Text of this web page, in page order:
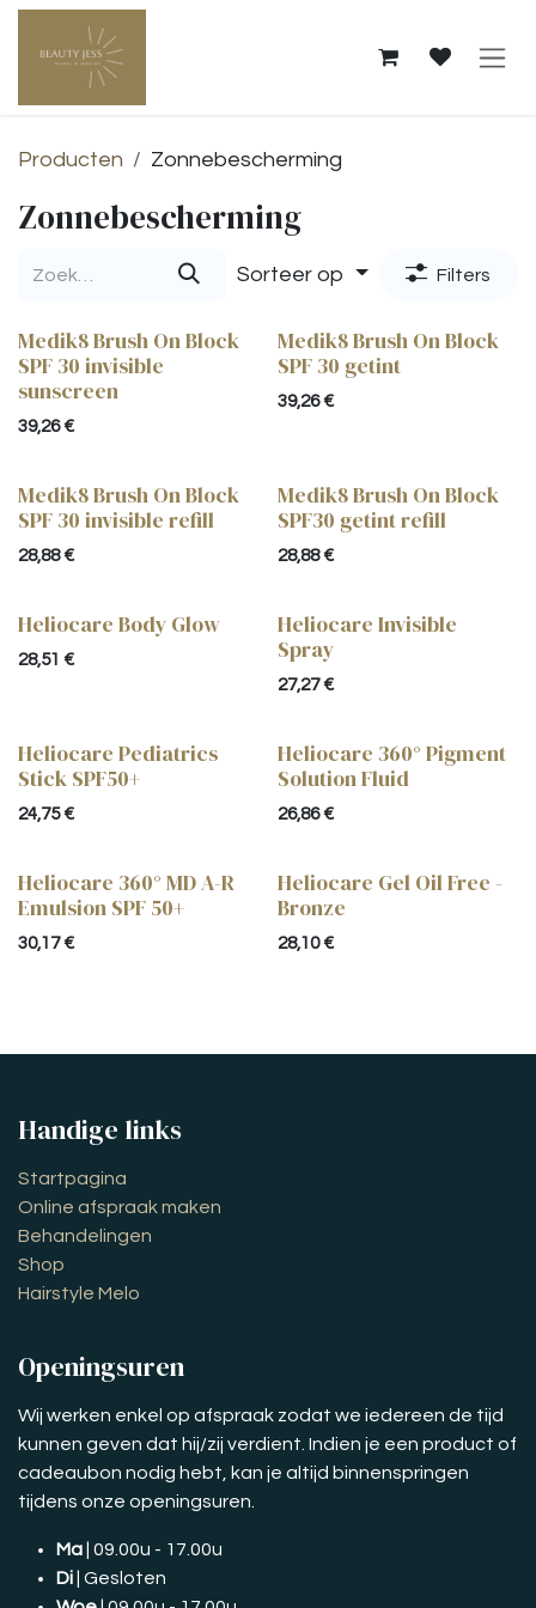
Overslaan naar inhoud
Producten Zonnebescherming
Zonnebescherming
Sorteer op Filters
Medik8 Brush On Block
SPF 30 invisible
sunscreen
39,26€
Medik8 Brush On Block
SPF 30 getint
39,26€
Medik8 Brush On Block
SPF 30 invisible refill
28,88€
Medik8 Brush On Block
SPF30 getint refill
28,88€
Heliocare Body Glow
28,51 €
Heliocare Invisible
Spray
27,27€
Heliocare Pediatrics
Stick SPF50+
24,75€
Heliocare 360° Pigment
Solution Fluid
26,86€
Heliocare 360° MD A-R
Emulsion SPF 50+
30,17€
Heliocare Gel Oil Free -
Bronze
28,10€
Handige links
Startpagina
Online afspraak maken
Behandelingen
Shop
Hairstyle Melo
Openingsuren
Wij werken enkel op afspraak zodat we iedereen de tijd
kunnen geven dat hij/zij verdient. Indien je een product of
cadeaubon nodig hebt, kan je altijd binnenspringen
tijdens onze openingsuren.
Ma | 09.00u - 17.00u
Di | Gesloten